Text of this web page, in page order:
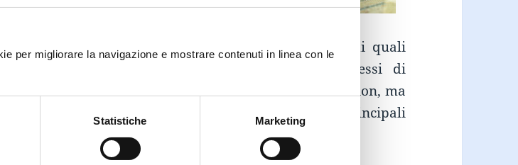
per migliorare la navigazione e mostrare contenuti in linea con le
Statistiche Marketing
fino a questo momento ha parlato spesso di quali
essere le risorse ed i vantaggi insiti nei processi di
a distanza, di e-learning ed appunto di Gamification, ma
di quali sono secondo i detrattori del sistema i loro principali